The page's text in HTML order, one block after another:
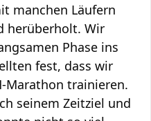
manchen Läufern
herüberholt. Wir
Phase ins
fest, dass wir
Marathon trainieren.
seinem Zeitziel und